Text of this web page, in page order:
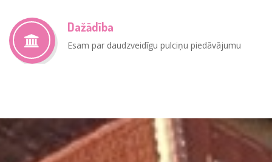
Dažādība
Esam par daudzveidīgu pulciņu piedāvājumu